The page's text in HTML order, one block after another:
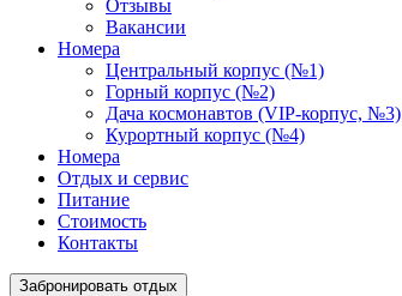
Отзывы
Вакансии
Номера
Центральный корпус (№1)
Горный корпус (№2)
Дача космонавтов (VIP-корпус, №3)
Курортный корпус (№4)
Номера
Отдых и сервис
Питание
Стоимость
Контакты
Забронировать отдых